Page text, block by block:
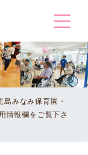
みなみ保育園・
情報欄をご覧下さ